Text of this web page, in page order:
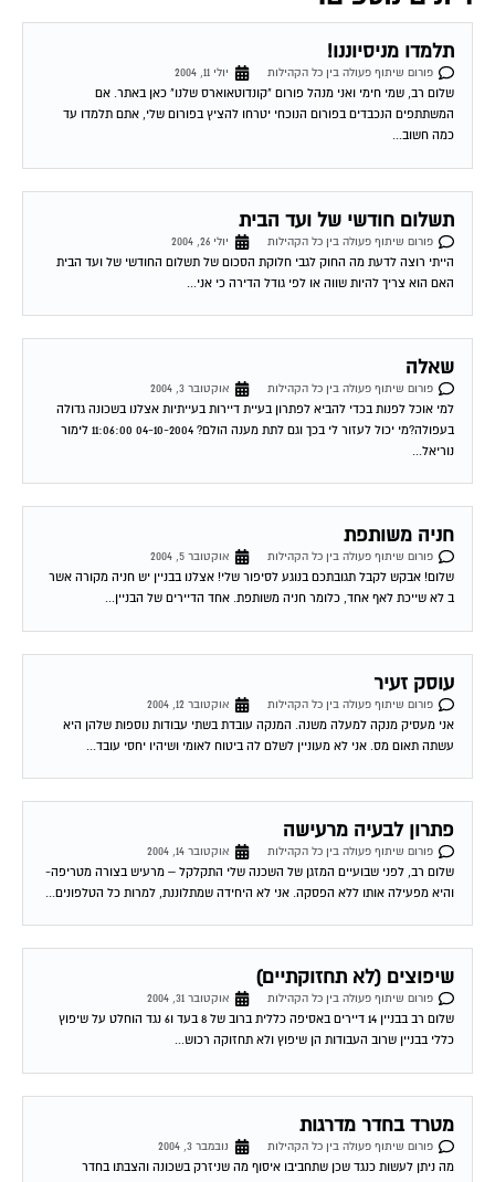
תלמדו מניסיוננו!
פורום שיתוף פעולה בין כל הקהילות
שלום רב, שמי חימי ואני מנהל פורום "קונדוטאוארס שלנו" כאן באתר. אם
המשתתפים הנכבדים בפורום הנוכחי יטרחו להציץ בפורום שלי, אתם תלמדו עד
כמה חשוב...
תשלום חודשי של ועד הבית
פורום שיתוף פעולה בין כל הקהילות
הייתי רוצה לדעת מה החוק לגבי חלוקת הסכום של תשלום החודשי של ועד הבית
האם הוא צריך להיות שווה או לפי גודל הדירה כי אני...
שאלה
פורום שיתוף פעולה בין כל הקהילות
למי אוכל לפנות בכדי להביא לפתרון בעיית דיירות בעייתיות אצלנו בשכונה גדולה
בעפולה?מי יכול לעזור לי בכך וגם לתת מענה הולם? 04-10-2004 11:06:00 לימור
נוריאל...
חניה משותפת
פורום שיתוף פעולה בין כל הקהילות
שלום! אבקש לקבל תגובתכם בנוגע לסיפור שלי! אצלנו בבניין יש חניה מקורה אשר
ב לא שייכת לאף אחד, כלומר חניה משותפת. אחד הדיירים של הבניין...
עוסק זעיר
פורום שיתוף פעולה בין כל הקהילות
אני מעסיק מנקה למעלה משנה. המנקה עובדת בשתי עבודות נוספות שלהן היא
עשתה תאום מס. אני לא מעוניין לשלם לה ביטוח לאומי ושיהיו יחסי עובד...
פתרון לבעיה מרעישה
פורום שיתוף פעולה בין כל הקהילות
שלום רב, לפני שבועיים המזגן של השכנה שלי התקלקל – מרעיש בצורה מטריפה-
והיא מפעילה אותו ללא הפסקה. אני לא היחידה שמתלוננת, למרות כל הטלפונים...
שיפוצים (לא תחזוקתיים)
פורום שיתוף פעולה בין כל הקהילות
שלום רב בבניין 14 דיירים באסיפה כללית ברוב של 8 בעד ו6 נגד הוחלט על שיפוץ
כללי בבניין שרוב העבודות הן שיפוץ ולא תחזוקה רכוש...
מטרד בחדר מדרגות
פורום שיתוף פעולה בין כל הקהילות
מה ניתן לעשות כנגד שכן שתחביבו איסוף מה שניזרק בשכונה והצבתו בחדר
המדרגות בסמיכות לדלת ביתו ולתפארת כל העולים במדרגות? יש בכך נזק אסטטי